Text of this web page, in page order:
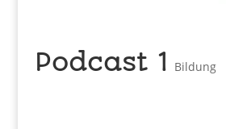
Podcast 1 Bildung